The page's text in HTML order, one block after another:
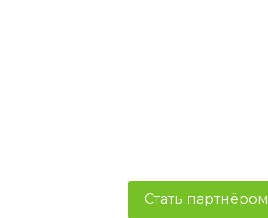
Стать партнёром